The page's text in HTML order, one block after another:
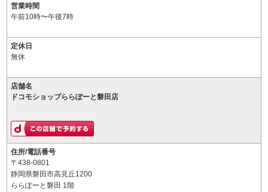
営業時間
午前10時〜午後7時
定休日
無休
店舗名
ドコモショップららぽーと磐田店
住所/電話番号
〒438-0801
静岡県磐田市高見丘1200
ららぽーと磐田 1階